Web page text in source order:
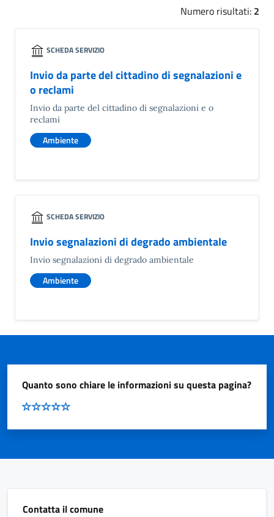
Numero risultati: 2
SCHEDA SERVIZIO
Invio da parte del cittadino di segnalazioni e
o reclami
Invio da parte del cittadino di segnalazioni e o
reclami
Ambiente
SCHEDA SERVIZIO
Invio segnalazioni di degrado ambientale
Invio segnalazioni di degrado ambientale
Ambiente
Quanto sono chiare le informazioni su questa pagina?
Contatta il comune